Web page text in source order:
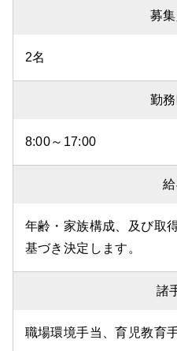
募
2名
勤
8:00～17:00
年齢・家族構成、及び取
基づき決定します。
諸
職場環境手当、育児教育